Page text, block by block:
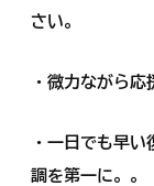
さい。
・微力ながら応
・一日でも早
調を第一に。。